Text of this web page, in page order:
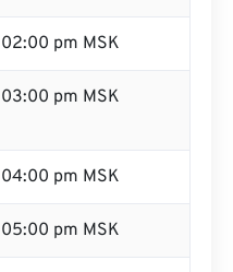
02:00 pm MSK
03:00 pm MSK
04:00 pm MSK
05:00 pm MSK